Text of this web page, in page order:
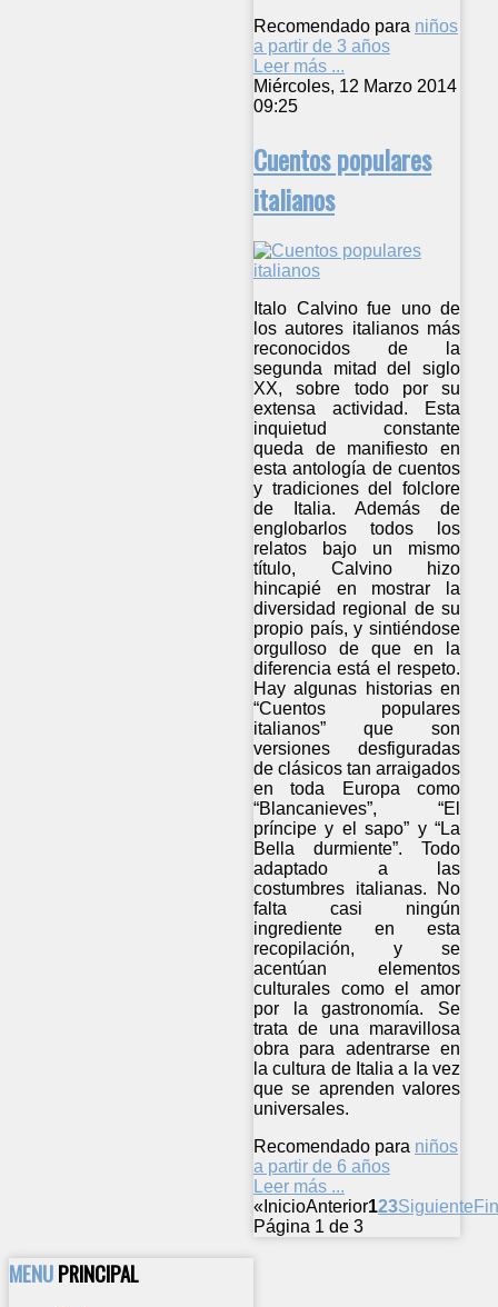
Recomendado para niños
a partir de 3 años
Leer más ...
Miércoles, 12 Marzo 2014
09:25
Cuentos populares
italianos
Italo Calvino fue uno de
los autores italianos más
reconocidos de la
segunda mitad del siglo
XX, sobre todo por su
extensa actividad. Esta
inquietud constante
queda de manifiesto en
esta antología de cuentos
y tradiciones del folclore
de Italia. Además de
englobarlos todos los
relatos bajo un mismo
título, Calvino hizo
hincapié en mostrar la
diversidad regional de su
propio país, y sintiéndose
orgulloso de que en la
diferencia está el respeto.
Hay algunas historias en
“Cuentos populares
italianos” que son
versiones desfiguradas
de clásicos tan arraigados
en toda Europa como
“Blancanieves”, “El
príncipe y el sapo” y “La
Bella durmiente”. Todo
adaptado a las
costumbres italianas. No
falta casi ningún
ingrediente en esta
recopilación, y se
acentúan elementos
culturales como el amor
por la gastronomía. Se
trata de una maravillosa
obra para adentrarse en
la cultura de Italia a la vez
que se aprenden valores
universales.
Recomendado para niños
a partir de 6 años
Leer más ...
« InicioAnterior123Siguiente
Página 1 de 3
MENUPRINCIPAL